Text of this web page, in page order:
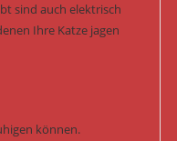
sind auch elektrisch
Ihre Katze jagen
können.